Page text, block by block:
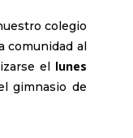
colegio
comunidad al
el lunes
gimnasio de